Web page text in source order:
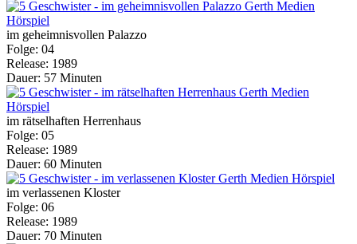
im geheimnisvollen Palazzo
Folge: 04
Release: 1989
Dauer: 57 Minuten
im rätselhaften Herrenhaus
Folge: 05
Release: 1989
Dauer: 60 Minuten
im verlassenen Kloster
Folge: 06
Release: 1989
Dauer: 70 Minuten